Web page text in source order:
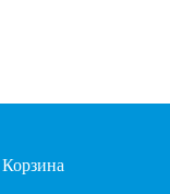
Корзина